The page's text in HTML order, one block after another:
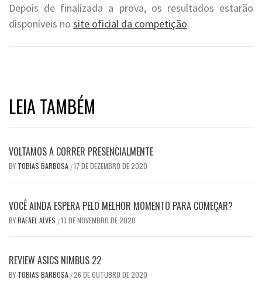
Depois de finalizada a prova, os resultados estarão
disponíveis no site oficial da competição.
LEIA TAMBÉM
VOLTAMOS A CORRER PRESENCIALMENTE
BY TOBIAS BARBOSA /17 DE DEZEMBRO DE 2020
VOCÊ AINDA ESPERA PELO MELHOR MOMENTO PARA COMEÇAR?
BYRAFAEL ALVES /13 DE NOVEMBRO DE 2020
REVIEW ASICS NIMBUS 22
BY TOBIAS BARBOSA /26 DE OUTUBRO DE 2020